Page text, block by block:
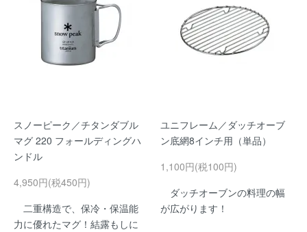
スノーピーク／チタンダブル
マグ 220 フォールディングハ
ンドル
4,950円(税450円)
二重構造で、保冷・保温能
力に優れたマグ！結露もしに
ユニフレーム／ダッチオーブ
ン底網8インチ用（単品）
1,100円(税100円)
ダッチオーブンの料理の幅
が広がります！